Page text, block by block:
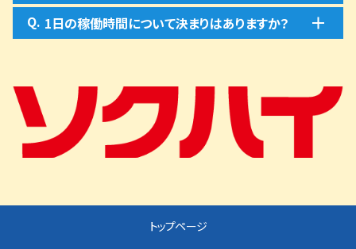
Q. 1日の稼働時間について決まりはありますか？
トップページ